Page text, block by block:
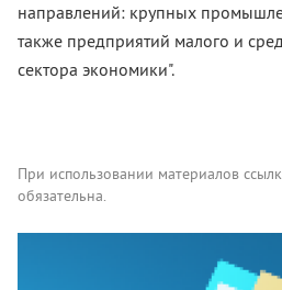
направлений: крупных
также предприятий малого и
сектора экономики".
При использовании материалов
обязательна.